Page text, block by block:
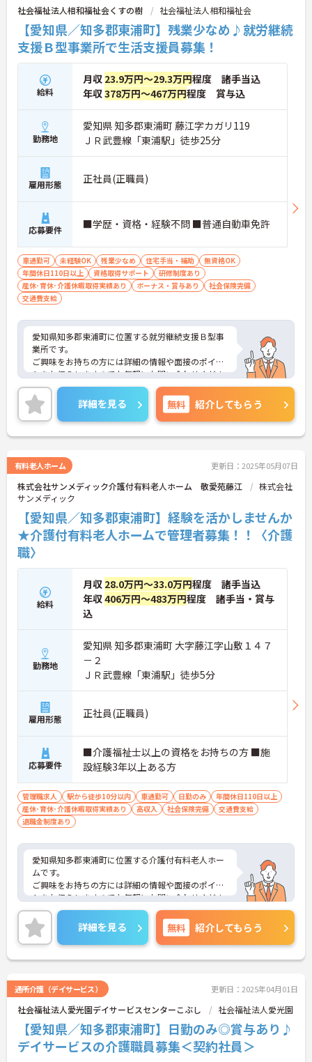
社会福祉法人相和福祉会くすの樹 社会福祉法人相和福祉会
【愛知県／知多郡東浦町】残業少なめ♪就労継続
支援Ｂ型事業所で生活支援員募集！
給料
月収 23.9万円～29.3万円程度 諸手当込
年収378万円～467万円程度 賞与込
勤務地
愛知県 知多郡東浦町 藤江字カガリ119
ＪＲ武豊線「東浦駅」徒歩25分
雇用形態 正社員(正職員)
応募要件 ■学歴・資格・経験不問 ■普通自動車免許
車通勤可 未経験OK 残業少なめ 住宅手当・補助
無資格OK
年間休日110日以上
資格取得サポート
研修制度あり
産休･育休･介護休暇取得実績あり
ボーナス・賞与あり
社会保険完備
交通費支給
愛知県知多郡東浦町に位置する就労継続支援Ｂ型事
業所です。
ご興味をお持ちの方には詳細の情報や面接のポイン
トをお伝えしますのでお気軽にお問い合わせくださ
いませ。
詳細を見る 無料 紹介してもらう
有料老人ホーム 更新日：2025年05月07日
株式会社サンメディック介護付有料老人ホーム 敬愛苑藤江
株式会社
サンメディック
【愛知県／知多郡東浦町】経験を活かしませんか
★介護付有料老人ホームで管理者募集！！〈介護
職〉
給料
月収 28.0万円～33.0万円程度 諸手当込
年収406万円～483万円程度 諸手当・賞与
込
勤務地
愛知県 知多郡東浦町 大字藤江字山敷１４７
－２
ＪＲ武豊線「東浦駅」徒歩5分
雇用形態 正社員(正職員)
応募要件
■介護福祉士以上の資格をお持ちの方 ■施
設経験3年以上ある方
管理職求人 駅から徒歩10分以内 車通勤可 日勤のみ
年間休日110日以上
産休･育休･介護休暇取得実績あり
高収入 社会保険完備
交通費支給
退職金制度あり
愛知県知多郡東浦町に位置する介護付有料老人ホー
ムです。
ご興味をお持ちの方には詳細の情報や面接のポイン
トをお伝えしますのでお気軽にお問い合わせくださ
いませ。
詳細を見る 無料 紹介してもらう
通所介護（デイサービス） 更新日：2025年04月01日
社会福祉法人愛光園デイサービスセンターこぶし 社会福祉法人愛光園
【愛知県／知多郡東浦町】日勤のみ◎賞与あり♪
デイサービスの介護職員募集＜契約社員＞